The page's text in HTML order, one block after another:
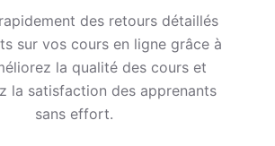
des retours détaillés
sur vos cours en ligne grâce à
la qualité des cours et
la satisfaction des apprenants
sans effort.